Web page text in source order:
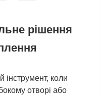
рішення
коли
отворі або